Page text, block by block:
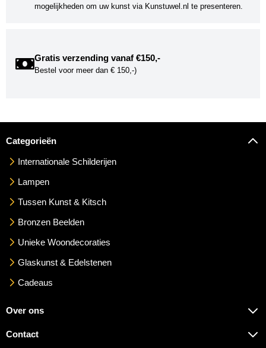
mogelijkheden om uw kunst via Kunstuwel.nl te presenteren.
Gratis verzending vanaf €150,-
Bestel voor meer dan € 150,-)
Categorieën
Internationale Schilderijen
Lampen
Tussen Kunst & Kitsch
Bronzen Beelden
Unieke Woondecoraties
Glaskunst & Edelstenen
Cadeaus
Over ons
Contact